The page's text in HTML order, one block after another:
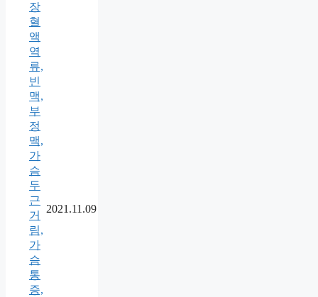
장
혈
액
역
류,
빈
맥,
부
정
맥,
가
슴
두
근
거
림,
가
슴
통
증,
2021.11.09